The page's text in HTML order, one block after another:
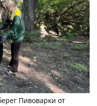
Пивоварки от